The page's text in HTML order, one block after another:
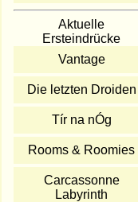
Aktuelle
Ersteindrücke
Vantage
Die letzten Droiden
Tír na nÓg
Rooms & Roomies
Carcassonne
Labyrinth